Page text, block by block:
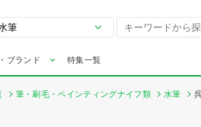
ブランド 特集一覧
筆・刷毛・ペインティングナイフ類 水筆